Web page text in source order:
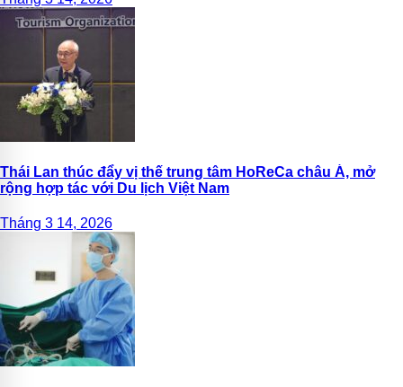
Thái Lan thúc đẩy vị thế trung tâm HoReCa châu Á, mở
rộng hợp tác với Du lịch Việt Nam
Tháng 3 14, 2026